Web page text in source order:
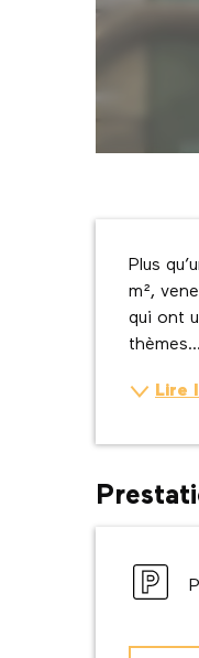
Plus
m²,
qui ont
thèmes...
Lire